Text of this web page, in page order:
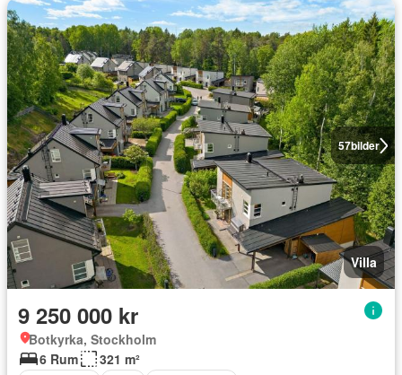
57bilder
Villa
9 250 000 kr
Botkyrka, Stockholm
6 Rum
321 m²